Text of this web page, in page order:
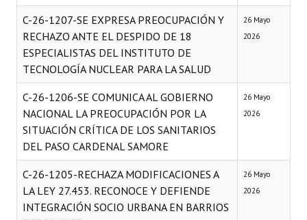
Ejecución Presupuestaria
Actas de Audiencias Públicas
NORMATIVA
Comunicaciones
Declaraciones
Resoluciones
Resoluciones de Presidencia
INSTITUCIONAL
C-26-1207-SE EXPRESA PREOCUPACIÓN Y
RECHAZO ANTE EL DESPIDO DE 18
ESPECIALISTAS DEL INSTITUTO DE
TECNOLOGÍA NUCLEAR PARA LA SALUD
26 Mayo
2026
C-26-1206-SE COMUNICA AL GOBIERNO
NACIONAL LA PREOCUPACIÓN POR LA
SITUACIÓN CRÍTICA DE LOS SANITARIOS
DEL PASO CARDENAL SAMORE
26 Mayo
2026
C-26-1205-RECHAZA MODIFICACIONES A
LA LEY 27.453. RECONOCE Y DEFIENDE
INTEGRACIÓN SOCIO URBANA EN BARRIOS
26 Mayo
2026